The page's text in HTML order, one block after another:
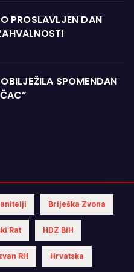
PROSLAVLJEN DAN
SPOMENDAN
Briješka Zvona
Rat HDZ BiH
RH Hrvatska